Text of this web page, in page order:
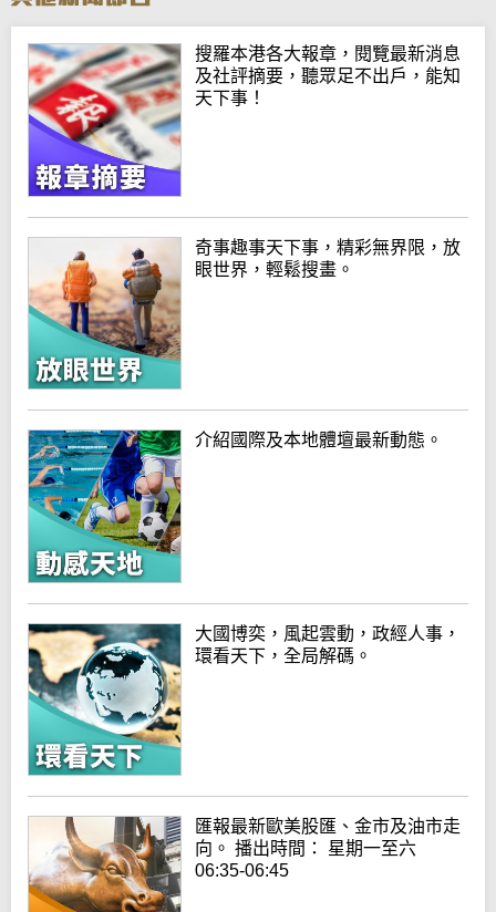
搜羅本港各大報章，閱覽最新消息
及社評摘要，聽眾足不出戶，能知
天下事！
奇事趣事天下事，精彩無界限，放
眼世界，輕鬆搜畫。
介紹國際及本地體壇最新動態。
大國博奕，風起雲動，政經人事，
環看天下，全局解碼。
匯報最新歐美股匯、金市及油市走
向。 播出時間： 星期一至六
06:35-06:45